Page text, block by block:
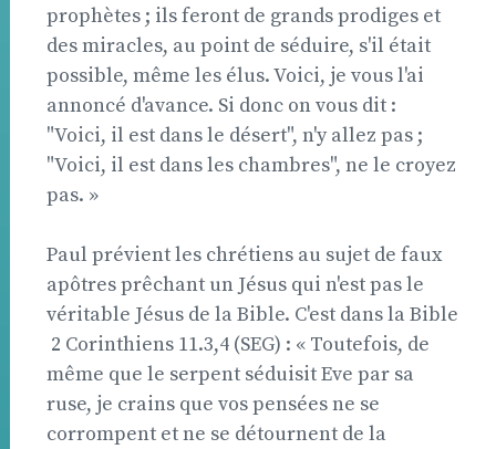
prophètes ; ils feront de grands prodiges et
des miracles, au point de séduire, s'il était
possible, même les élus. Voici, je vous l'ai
annoncé d'avance. Si donc on vous dit :
"Voici, il est dans le désert", n'y allez pas ;
"Voici, il est dans les chambres", ne le croyez
pas. »
Paul prévient les chrétiens au sujet de faux
apôtres prêchant un Jésus qui n'est pas le
véritable Jésus de la Bible. C'est dans la Bible
 2 Corinthiens 11.3,4 (SEG) : « Toutefois, de
même que le serpent séduisit Eve par sa
ruse, je crains que vos pensées ne se
corrompent et ne se détournent de la